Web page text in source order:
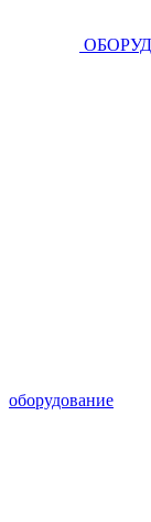
оборудование